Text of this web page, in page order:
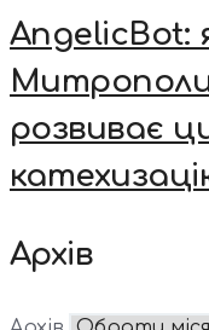
AngelicBot:
розвиває
Архів